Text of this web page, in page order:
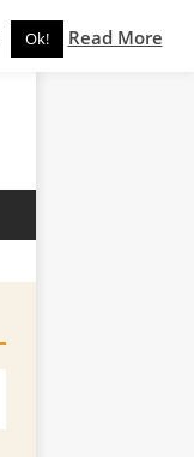
Ok! Read More